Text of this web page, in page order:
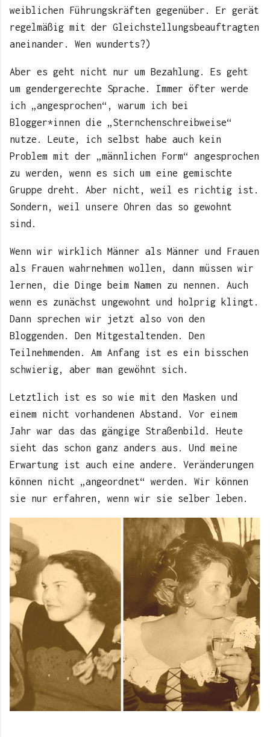
weiblichen Führungskräften gegenüber. Er gerät
regelmäßig mit der Gleichstellungsbeauftragten
aneinander. Wen wunderts?)
Aber es geht nicht nur um Bezahlung. Es geht
um gendergerechte Sprache. Immer öfter werde
ich „angesprochen“, warum ich bei
Blogger*innen die „Sternchenschreibweise“
nutze. Leute, ich selbst habe auch kein
Problem mit der „männlichen Form“ angesprochen
zu werden, wenn es sich um eine gemischte
Gruppe dreht. Aber nicht, weil es richtig ist.
Sondern, weil unsere Ohren das so gewohnt
sind.
Wenn wir wirklich Männer als Männer und Frauen
als Frauen wahrnehmen wollen, dann müssen wir
lernen, die Dinge beim Namen zu nennen. Auch
wenn es zunächst ungewohnt und holprig klingt.
Dann sprechen wir jetzt also von den
Bloggenden. Den Mitgestaltenden. Den
Teilnehmenden. Am Anfang ist es ein bisschen
schwierig, aber man gewöhnt sich.
Letztlich ist es so wie mit den Masken und
einem nicht vorhandenen Abstand. Vor einem
Jahr war das das gängige Straßenbild. Heute
sieht das schon ganz anders aus. Und meine
Erwartung ist auch eine andere. Veränderungen
können nicht „angeordnet“ werden. Wir können
sie nur erfahren, wenn wir sie selber leben.